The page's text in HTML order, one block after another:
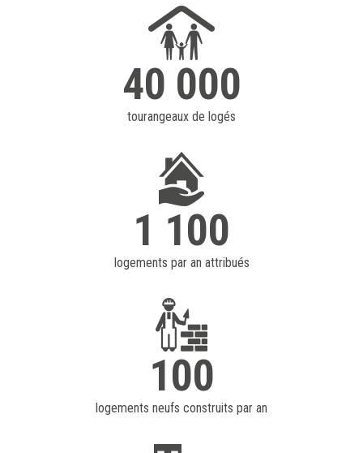
40 000
tourangeaux de logés
1 100
logements par an attribués
100
logements neufs construits par an